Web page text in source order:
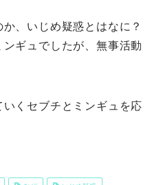
、いじめ疑惑とはなに？
ギュでしたが、無事活動
くセブチとミンギュを応